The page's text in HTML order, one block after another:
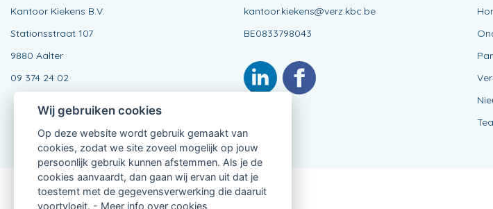
Kantoor Kiekens B.V.
Stationsstraat 107
9880 Aalter
09 374 24 02
kantoor.kiekens@verz.kbc.be
BE0833798043
Verbonden Agent, BE0833798043
Wij gebruiken cookies
Op deze website wordt gebruik gemaakt van
cookies, zodat we site zoveel mogelijk op jouw
persoonlijk gebruik kunnen afstemmen. Als je de
cookies aanvaardt, dan gaan wij ervan uit dat je
toestemt met de gegevensverwerking die daaruit
voortvloeit. - Meer info over cookies